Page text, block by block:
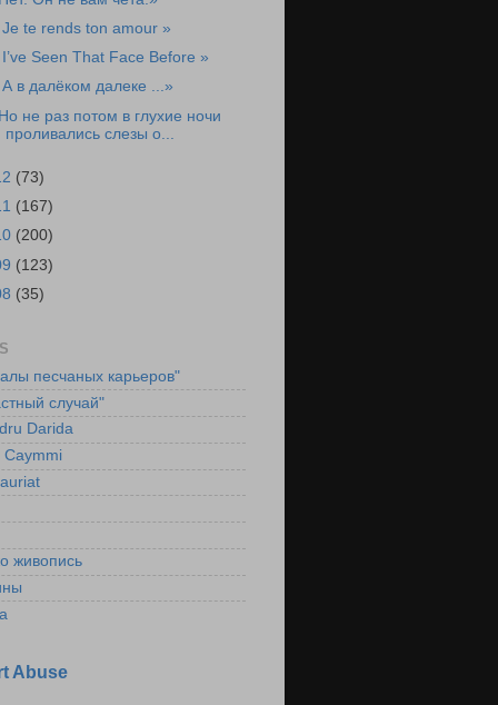
te rends ton amour »
Seen That Face Before »
в далёком далеке ...»
не раз потом в глухие ночи
проливались слезы о...
(73)
(167)
(200)
(123)
(35)
песчаных карьеров"
случай"
Darida
Caymmi
живопись
Abuse